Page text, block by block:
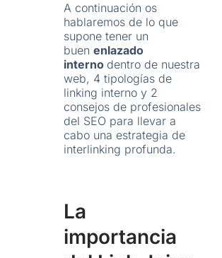
A continuación os
hablaremos de lo que
supone tener un
buen enlazado
interno dentro de nuestra
web, 4 tipologías de
linking interno y 2
consejos de profesionales
del SEO para llevar a
cabo una estrategia de
interlinking profunda.
La
importancia